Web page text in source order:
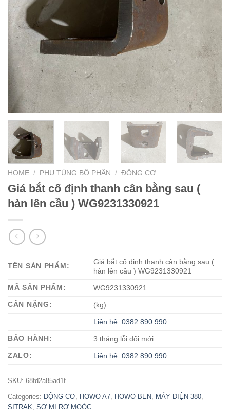
HOME / PHỤ TÙNG BỘ PHẬN / ĐỘNG CƠ
Giá bắt cố định thanh cân bằng sau (
hàn lên cầu ) WG9231330921
TÊN SẢN PHẨM:
Giá bắt cố định thanh cân bằng sau (
hàn lên cầu ) WG9231330921
MÃ SẢN PHẨM:
WG9231330921
CÂN NẶNG:
(kg)
Liên hệ: 0382.890.990
BẢO HÀNH:
3 tháng lỗi đổi mới
ZALO:
Liên hệ: 0382.890.990
SKU: 68fd2a85ad1f
Categories: ĐỘNG CƠ HOWO A7 HOWO BEN MÁY ĐIỆN 380
SITRAK SƠ MI RƠ MOÓC